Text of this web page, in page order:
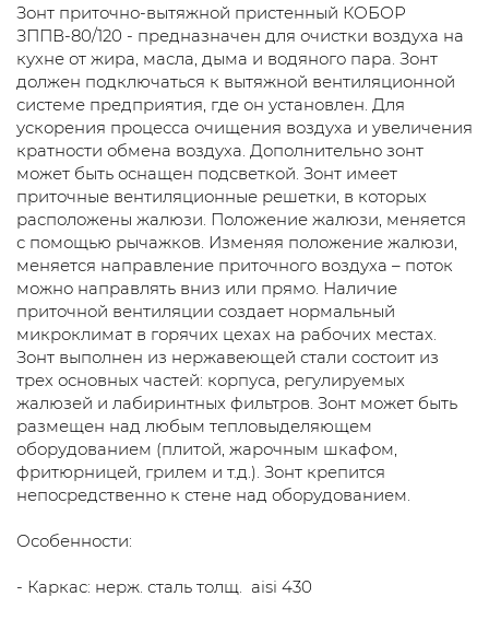
Зонт приточно-вытяжной пристенный КОБОР
ЗППВ-80/120 - предназначен для очистки воздуха на
кухне от жира, масла, дыма и водяного пара. Зонт
должен подключаться к вытяжной вентиляционной
системе предприятия, где он установлен. Для
ускорения процесса очищения воздуха и увеличения
кратности обмена воздуха. Дополнительно зонт
может быть оснащен подсветкой. Зонт имеет
приточные вентиляционные решетки, в которых
расположены жалюзи. Положение жалюзи, меняется
с помощью рычажков. Изменяя положение жалюзи,
меняется направление приточного воздуха – поток
можно направлять вниз или прямо. Наличие
приточной вентиляции создает нормальный
микроклимат в горячих цехах на рабочих местах.
Зонт выполнен из нержавеющей стали состоит из
трех основных частей: корпуса, регулируемых
жалюзей и лабиринтных фильтров. Зонт может быть
размещен над любым тепловыделяющем
оборудованием (плитой, жарочным шкафом,
фритюрницей, грилем и т.д.). Зонт крепится
непосредственно к стене над оборудованием.
Особенности:
- Каркас: нерж. сталь толщ. aisi 430